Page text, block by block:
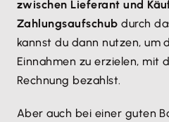
zwischen Lieferant und
Zahlungsaufschub durch
kannst du dann nutzen, um
Einnahmen zu erzielen, mit
Rechnung bezahlst.
Aber auch bei einer guten